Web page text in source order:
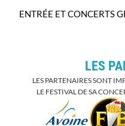
ENTRÉE ET CONCERTS
LES
LES PARTENAIRES SONT
LE FESTIVAL DE SA